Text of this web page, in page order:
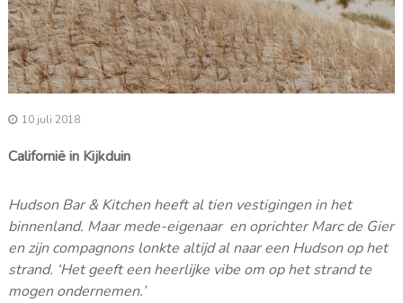
10 juli 2018
Californië in Kijkduin
Hudson Bar & Kitchen heeft al tien vestigingen in het
binnenland. Maar mede-eigenaar en oprichter Marc de Gier
en zijn compagnons lonkte altijd al naar een Hudson op het
strand. ‘Het geeft een heerlijke vibe om op het strand te
mogen ondernemen.’